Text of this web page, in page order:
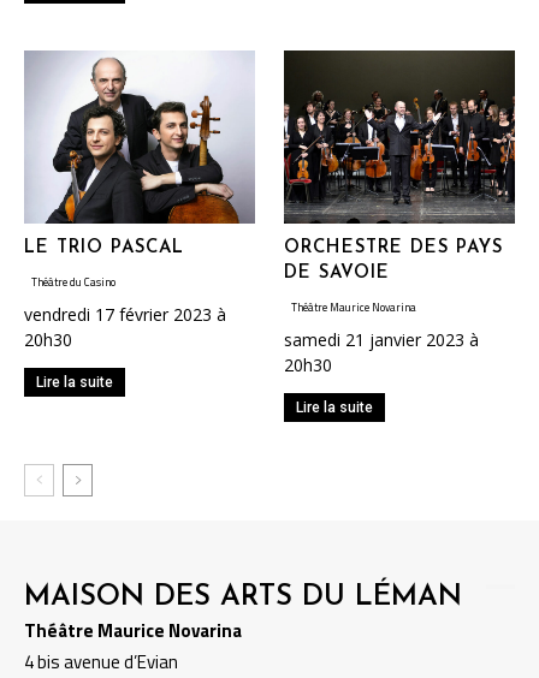
LE TRIO PASCAL
Théâtre du Casino
vendredi 17 février 2023 à
20h30
Lire la suite
ORCHESTRE DES PAYS
DE SAVOIE
Théâtre Maurice Novarina
samedi 21 janvier 2023 à
20h30
Lire la suite
MAISON DES ARTS DU LÉMAN
Théâtre Maurice Novarina
4 bis avenue d’Evian